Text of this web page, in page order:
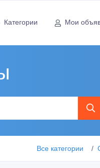
Категории Мои
Все категории